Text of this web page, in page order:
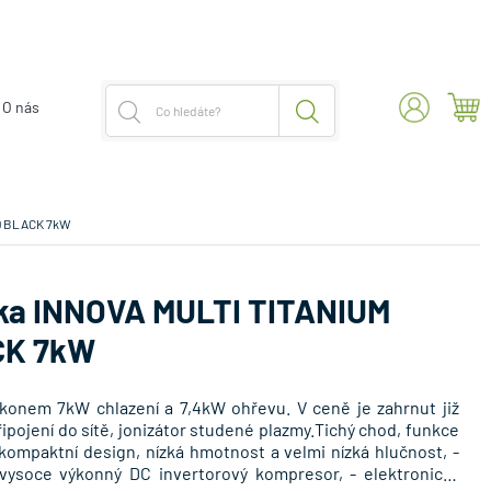
INNOVA MULTI TITANIUM
7kW
7kW chlazení a 7,4kW ohřevu. V ceně je zahrnut již
do sítě, jonizátor studené plazmy.Tichý chod, funkce
design, nízká hmotnost a velmi nízká hlučnost, -
výkonný DC invertorový kompresor, - elektronický
BLACK 7kW
O nás